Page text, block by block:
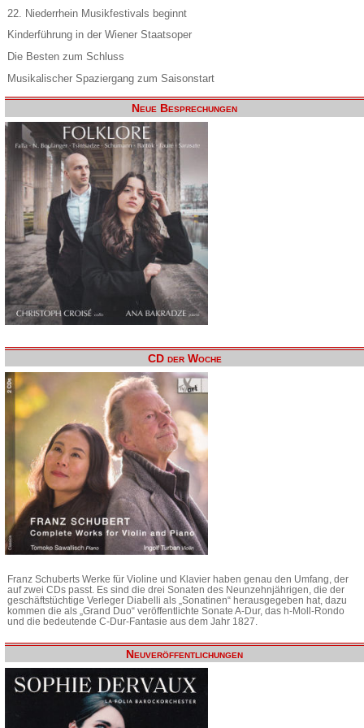
22. Niederrhein Musikfestivals beginnt
Kinderführung in der Wiener Staatsoper
Die Besten zum Schluss
Musikalischer Spaziergang zum Saisonstart
Neue Besprechungen
CD der Woche
Franz Schuberts Werke für Violine und Klavier haben genau den Umfang, der
auf zwei CDs passt. Es sind die drei Sonaten des Neunzehnjährigen, die der
geschäftstüchtige Verleger Diabelli als „Sonatinen“ herausgegeben hat, dazu
kommen die als „Grand Duo“ veröffentlichte Sonate A-Dur, das h-Moll-Rondo
und die bedeutende C-Dur-Fantasie aus dem Jahr 1827.
Neuveröffentlichungen